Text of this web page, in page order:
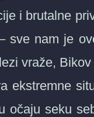
i brutalne
sve nam je
vraže,
ekstremne
očaju seku